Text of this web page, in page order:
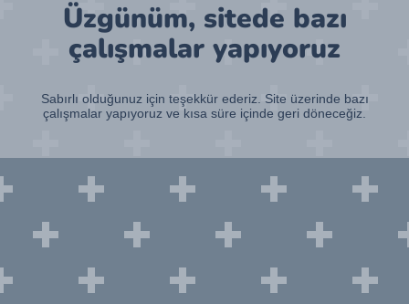
Üzgünüm, sitede bazı
çalışmalar yapıyoruz
Sabırlı olduğunuz için teşekkür ederiz. Site üzerinde bazı
çalışmalar yapıyoruz ve kısa süre içinde geri döneceğiz.